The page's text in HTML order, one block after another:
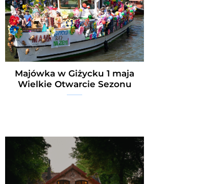
Majówka w Giżycku 1 maja
Wielkie Otwarcie Sezonu